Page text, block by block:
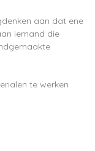
aan dat ene
iemand die
te werken